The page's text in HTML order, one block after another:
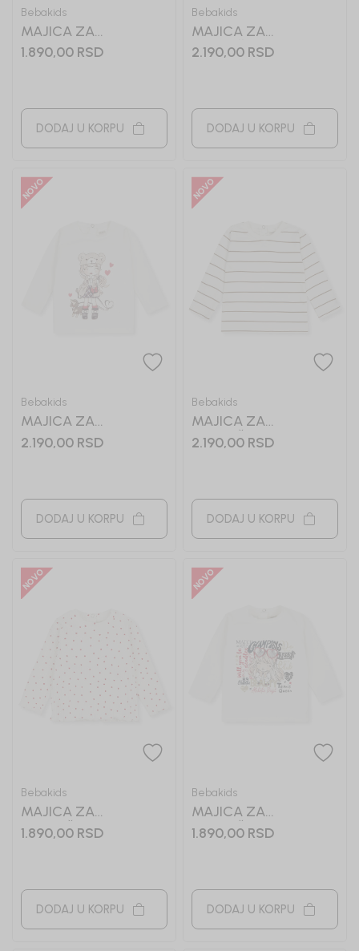
Bebakids
MAJICA ZA
DEVOJCICE LEJSI
1.890,00 RSD
DODAJ U KORPU
Bebakids
MAJICA ZA
DEVOJČICE LINDA
2.190,00 RSD
DODAJ U KORPU
Bebakids
MAJICA ZA
DEVOJCICE LIZA
2.190,00 RSD
DODAJ U KORPU
Bebakids
MAJICA ZA
DEVOJČICE LJILJA
2.190,00 RSD
DODAJ U KORPU
Bebakids
MAJICA ZA
DEVOJČICE VELMA
1.890,00 RSD
DODAJ U KORPU
Bebakids
MAJICA ZA
DEVOJČICE VERONIKA
1.890,00 RSD
DODAJ U KORPU